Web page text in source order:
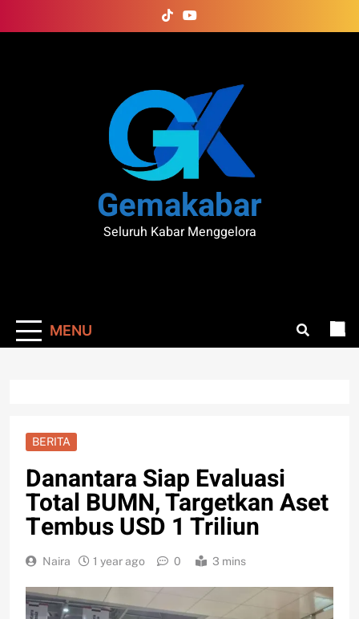
to
Gemakabar
Seluruh Kabar Menggelora
MENU
BERITA
Danantara Siap Evaluasi
Total BUMN, Targetkan Aset
Tembus USD 1 Triliun
Naira 1 year ago 0 3 mins